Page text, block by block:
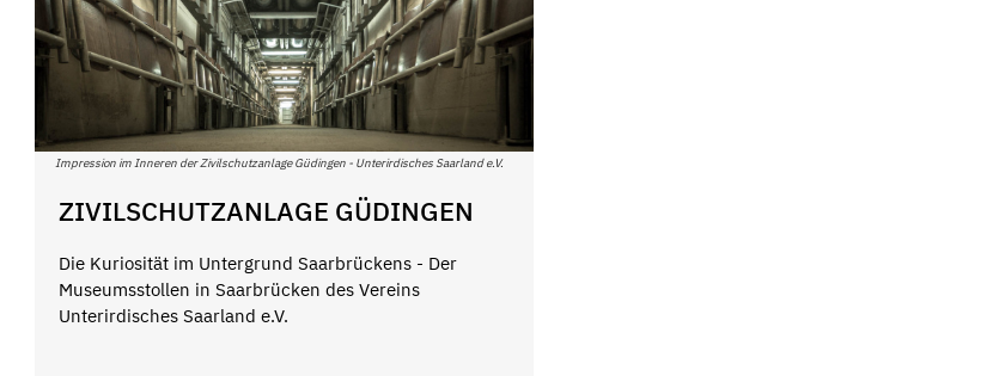
Impression im Inneren der Zivilschutzanlage Güdingen - Unterirdisches Saarland e.V.
ZIVILSCHUTZANLAGE GÜDINGEN
Die Kuriosität im Untergrund Saarbrückens - Der
Museumsstollen in Saarbrücken des Vereins
Unterirdisches Saarland e.V.